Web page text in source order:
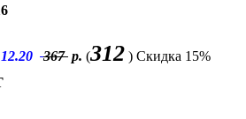
367 р. (312 ) Скидка 15%